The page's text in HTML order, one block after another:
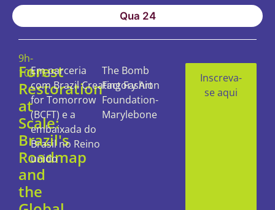
Qua 24
9h-
10h15
Forest
Restoration
at
Scale:
Brazil's
Roadmap
and
the
Em parceria
comBrazil CreatingFashion
forTomorrow
(BCFT) e a
embaixada do
Brasil no Reino
unido
The Bomb
Factory Art
Foundation-
Marylebone
Inscreva-
se aqui